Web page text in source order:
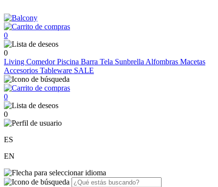
0
0
Living ComedorPiscina Barra Tela Sunbrella Alfombras Macetas
Accesorios Tableware SALE
0
0
ES
EN